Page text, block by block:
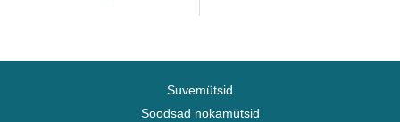
Suvemütsid
Soodsad nokamütsid